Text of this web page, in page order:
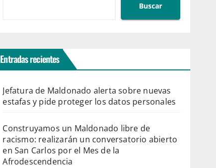
Buscar
Entradas recientes
Jefatura de Maldonado alerta sobre nuevas
estafas y pide proteger los datos personales
Construyamos un Maldonado libre de
racismo: realizarán un conversatorio abierto
en San Carlos por el Mes de la
Afrodescendencia